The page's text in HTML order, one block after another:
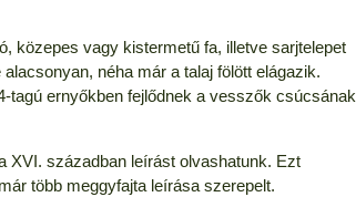
közepes vagy kistermetű fa, illetve sarjtelepet
néha már a talaj fölött elágazik.
tagú ernyőkben fejlődnek a vesszők csúcsának
XVI. században leírást olvashatunk. Ezt
több meggyfajta leírása szerepelt.